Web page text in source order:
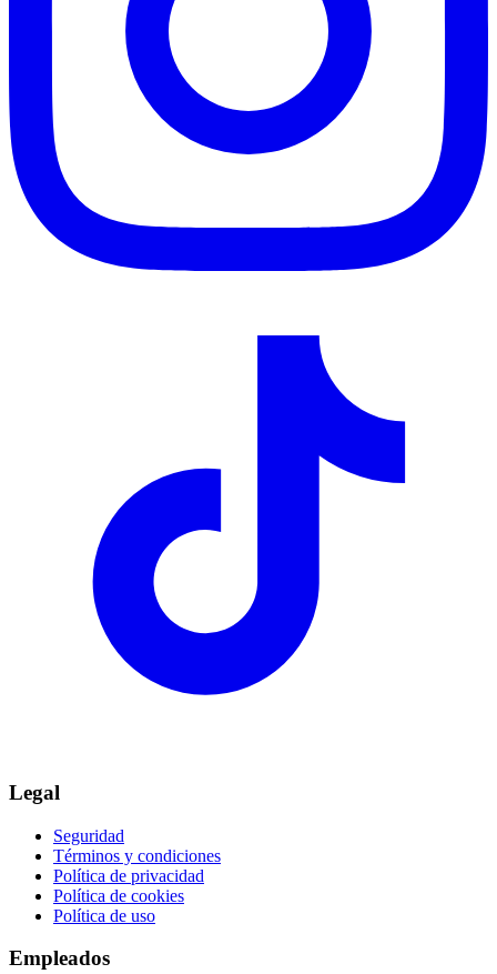
Legal
Seguridad
Términos y condiciones
Política de privacidad
Política de cookies
Política de uso
Empleados